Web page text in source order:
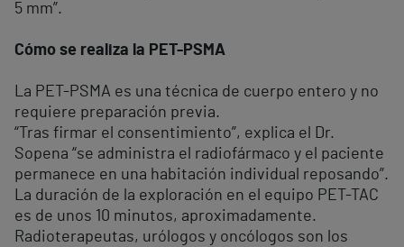
5 mm”.
Cómo se realiza la PET-PSMA
La PET-PSMA es una técnica de cuerpo entero y no
requiere preparación previa.
“Tras firmar el consentimiento”, explica el Dr.
Sopena “se administra el radiofármaco y el paciente
permanece en una habitación individual reposando”.
La duración de la exploración en el equipo PET-TAC
es de unos 10 minutos, aproximadamente.
Radioterapeutas, urólogos y oncólogos son los